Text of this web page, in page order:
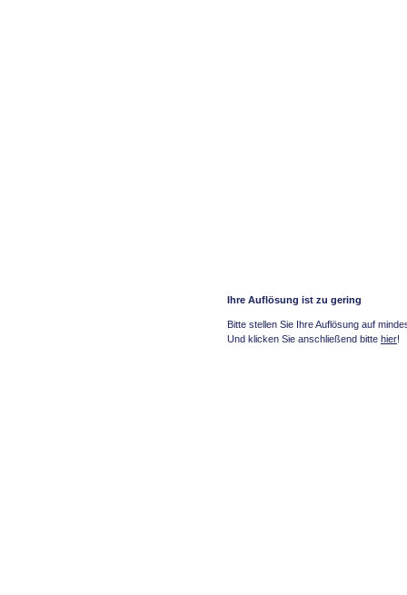
Ihre Auflösung ist zu gering
Bitte stellen Sie Ihre Auflösung auf
Und klicken Sie anschließend bitte hier!